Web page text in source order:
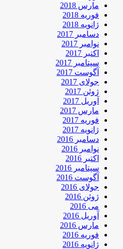
مارس 2018
فوریه 2018
ژانویه 2018
دسامبر 2017
نوامبر 2017
اکتبر 2017
سپتامبر 2017
آگوست 2017
جولای 2017
ژوئن 2017
آوریل 2017
مارس 2017
فوریه 2017
ژانویه 2017
دسامبر 2016
نوامبر 2016
اکتبر 2016
سپتامبر 2016
آگوست 2016
جولای 2016
ژوئن 2016
می 2016
آوریل 2016
مارس 2016
فوریه 2016
ژانویه 2016